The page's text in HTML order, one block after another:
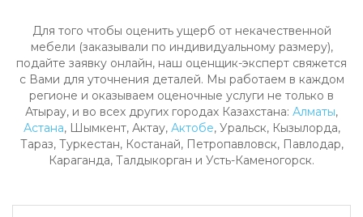
Для того чтобы оценить ущерб от некачественной
мебели (заказывали по индивидуальному размеру),
подайте заявку онлайн, наш оценщик-эксперт свяжется
с Вами для уточнения деталей. Мы работаем в каждом
регионе и оказываем оценочные услуги не только в
Атырау, и во всех других городах Казахстана: Алматы,
Астана, Шымкент, Актау, Актобе, Уральск, Кызылорда,
Тараз, Туркестан, Костанай, Петропавловск, Павлодар,
Караганда, Талдыкорган и Усть-Каменогорск.